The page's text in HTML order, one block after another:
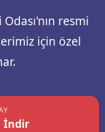
resmi
için özel
İndir